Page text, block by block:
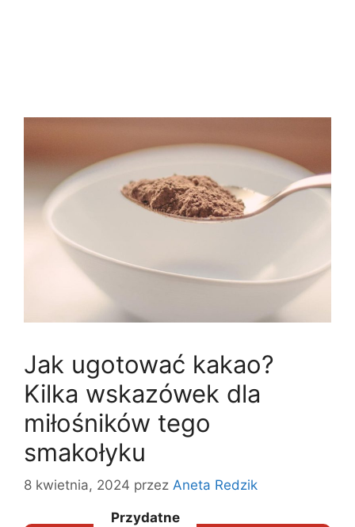
Jak ugotować kakao?
Kilka wskazówek dla
miłośników tego
smakołyku
8 kwietnia, 2024 przez Aneta Redzik
Przydatne